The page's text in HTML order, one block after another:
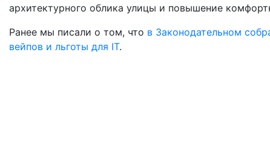
архитектурного облика улицы и повышение
Ранее мы писали о том, что в Законодательном
вейпов и льготы для IT.